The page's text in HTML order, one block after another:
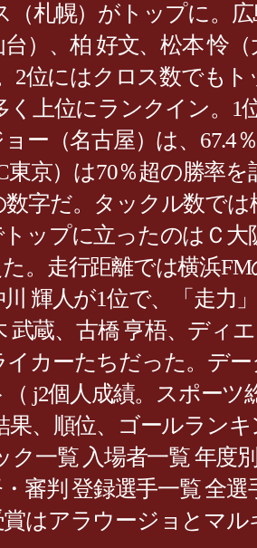
札幌）がトップに。
）、柏 好文、松本 怜
2位にはクロス数でも
く上位にランクイン。
ー（名古屋）は、67.4
東京）は70％超の勝率
字だ。タックル数では
ップに立ったのはＣ
。走行距離では横浜
輝人が1位で、「走力
武蔵、古橋 亨梧、デ
カーたちだった。デ
j2個人成績。スポー
果、順位、ゴールラン
一覧 入場者一覧 年度
審判 登録選手一覧 全
はアラウージョとマル